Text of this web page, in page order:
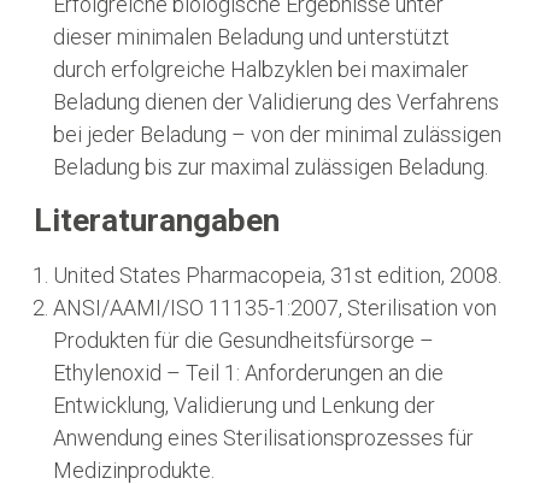
dieser minimalen Beladung und unterstützt
durch erfolgreiche Halbzyklen bei maximaler
Beladung dienen der Validierung des Verfahrens
bei jeder Beladung – von der minimal zulässigen
Beladung bis zur maximal zulässigen Beladung.
Literaturangaben
United States Pharmacopeia, 31st edition, 2008.
ANSI/AAMI/ISO 11135-1:2007, Sterilisation von
Produkten für die Gesundheitsfürsorge –
Ethylenoxid – Teil 1: Anforderungen an die
Entwicklung, Validierung und Lenkung der
Anwendung eines Sterilisationsprozesses für
Medizinprodukte.